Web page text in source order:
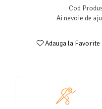
Cod
Ai nevoie de
Adauga la Favorite